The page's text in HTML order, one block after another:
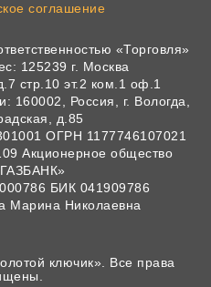
соглашение
«Торговля»
125239 г. Москва
стр.10 эт.2 ком.1 оф.1
160002, Россия, г. Вологда,
д.85
ОГРН 1177746107021
Акционерное общество
БИК 041909786
Марина Николаевна
ключик». Все права